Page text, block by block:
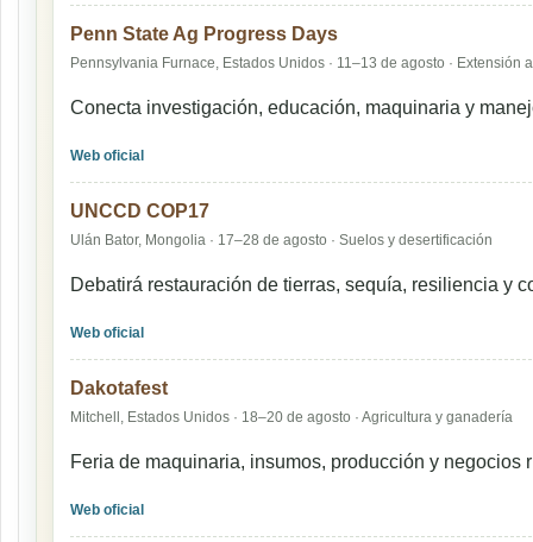
Penn State Ag Progress Days
Pennsylvania Furnace, Estados Unidos · 11–13 de agosto · Extensión
Conecta investigación, educación, maquinaria y
Web oficial
UNCCD COP17
Ulán Bator, Mongolia · 17–28 de agosto · Suelos y desertificación
Debatirá restauración de tierras, sequía, resiliencia y
Web oficial
Dakotafest
Mitchell, Estados Unidos · 18–20 de agosto · Agricultura y ganadería
Feria de maquinaria, insumos, producción y negocios
Web oficial